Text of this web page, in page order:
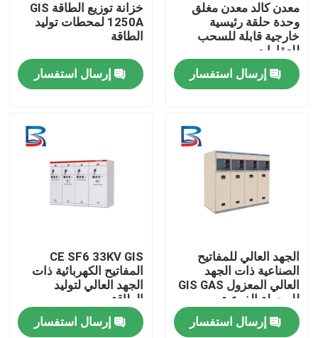
حول بنا
جولة في المعمل
اتصل بنا
طلب اقتباس
المفاتيح الكهربائية ذات الجهد العالي
معدن كالد معدن مغلق
وحدة حلقة رئيسية
خارجية قابلة للسحب
للعقارات
إرسال استفسار
خزانة توزيع الطاقة GIS
1250A لمحطات توليد
الطاقة
إرسال استفسار
الجهد العالي للمفاتيح
الصناعية ذات الجهد
العالي المعزول GIS GAS
للمحطة الفرعية
إرسال استفسار
CE SF6 33KV GIS
المفاتيح الكهربائية ذات
الجهد العالي لتوليد
الطاقة
إرسال استفسار